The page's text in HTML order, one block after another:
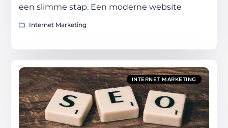
een slimme stap. Een moderne website
Internet Marketing
INTERNET MARKETING